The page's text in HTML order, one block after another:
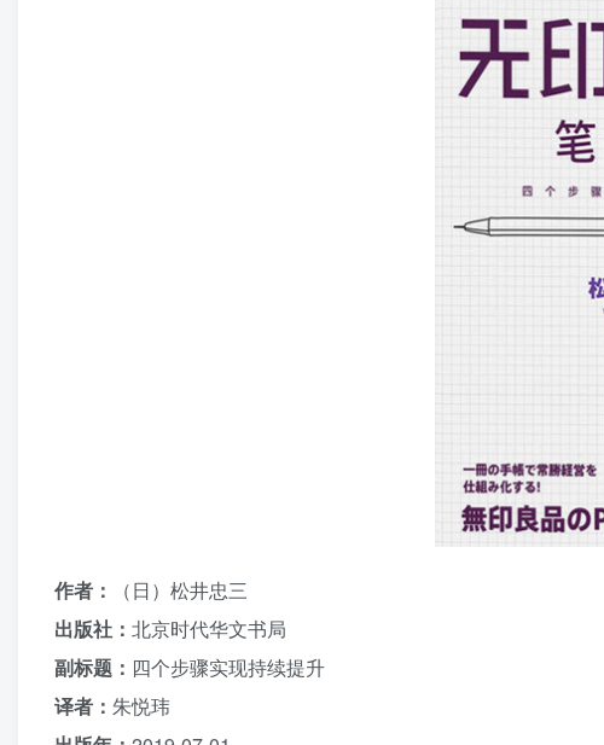
作者：
（日）松井忠三
出版社： 北京时代华文书局
副标题： 四个步骤实现持续提升
译者： 朱悦玮